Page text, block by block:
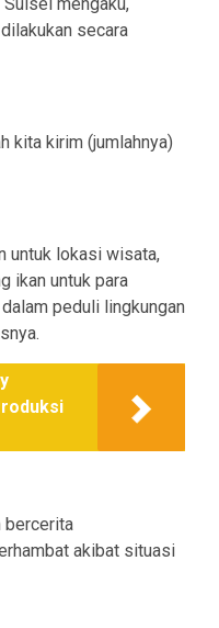
mengaku,
secara
kita kirim (jumlahnya)
untuk lokasi wisata,
ikan untuk para
peduli lingkungan
bercerita
akibat situasi